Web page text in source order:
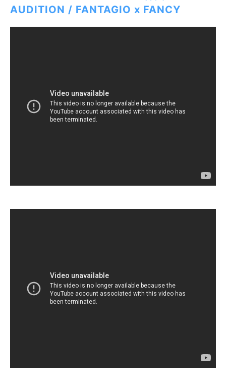
AUDITION / FANTAGIO x FANCY